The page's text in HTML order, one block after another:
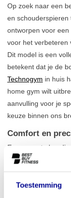
Toestemming
Op zoek naar een
en schouderspieren
ontworpen voor
voor het verbeteren
Dit model is een
betekent dat je de
Technogym in huis
home gym wilt
aanvulling voor je
keuze binnen ons
Comfort en
Een correcte
training. Daarom
zithoogte als het
voor iedere